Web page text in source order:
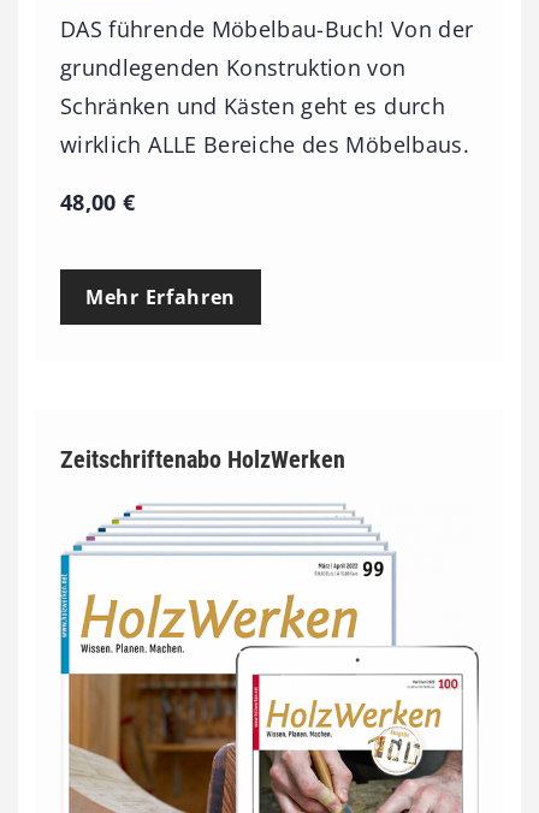
DAS führende Möbelbau-Buch! Von der
grundlegenden Konstruktion von
Schränken und Kästen geht es durch
wirklich ALLE Bereiche des Möbelbaus.
48,00€
Mehr Erfahren
Zeitschriftenabo HolzWerken